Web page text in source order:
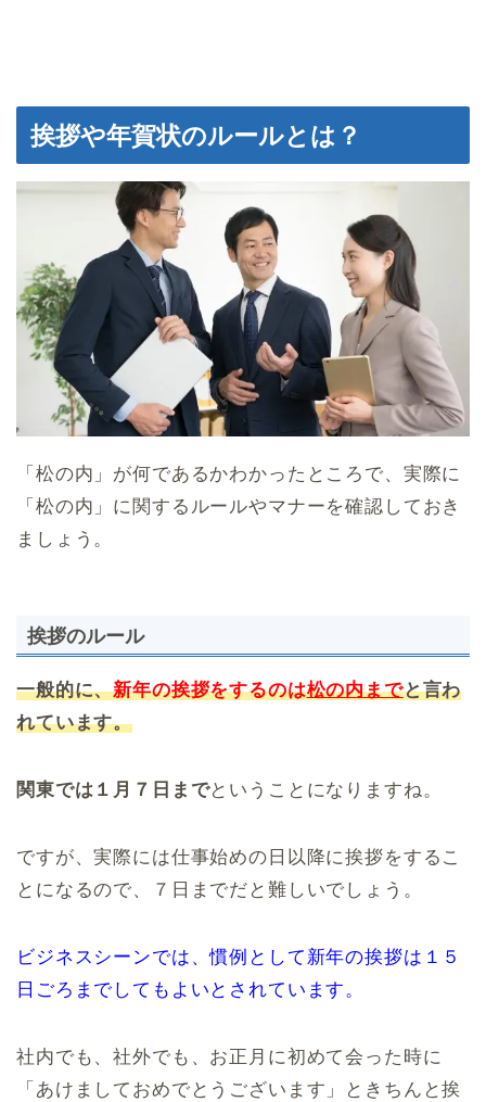
挨拶や年賀状のルールとは？
「松の内」が何であるかわかったところで、実際に
「松の内」に関するルールやマナーを確認しておき
ましょう。
挨拶のルール
一般的に、新年の挨拶をするのは松の内までと言わ
れています。
関東では１月７日までということになりますね。
ですが、実際には仕事始めの日以降に挨拶をするこ
とになるので、７日までだと難しいでしょう。
ビジネスシーンでは、慣例として新年の挨拶は１５
日ごろまでしてもよいとされています。
社内でも、社外でも、お正月に初めて会った時に
「あけましておめでとうございます」ときちんと挨